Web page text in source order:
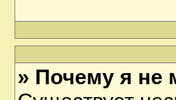
» Почему я не